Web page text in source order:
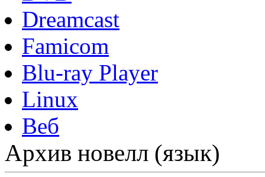
Dreamcast
Famicom
Blu-ray Player
Linux
Веб
Архив новелл (язык)